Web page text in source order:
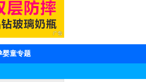
婴童专题